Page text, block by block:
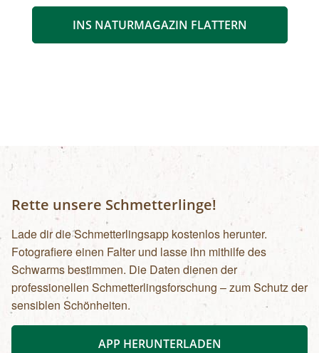
INS NATURMAGAZIN FLATTERN
Rette unsere Schmetterlinge!
Lade dir die Schmetterlingsapp kostenlos herunter.
Fotografiere einen Falter und lasse ihn mithilfe des
Schwarms bestimmen. Die Daten dienen der
professionellen Schmetterlingsforschung – zum Schutz der
sensiblen Schönheiten.
APP HERUNTERLADEN